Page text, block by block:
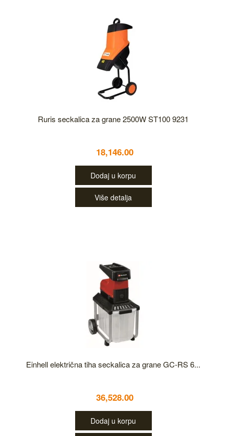
Ruris seckalica za grane 2500W ST100 9231
18,146.00
Dodaj u korpu
Više detalja
Einhell električna tiha seckalica za grane GC-RS 6...
36,528.00
Dodaj u korpu